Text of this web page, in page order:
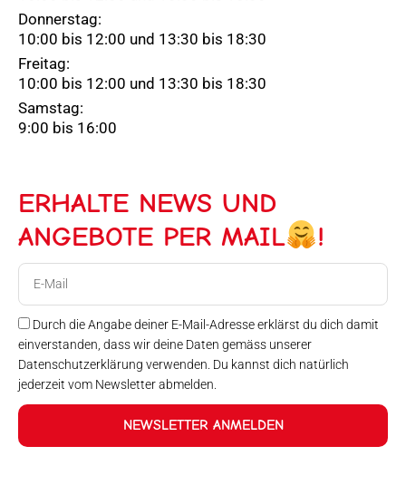
Donnerstag:
10:00 bis 12:00 und 13:30 bis 18:30
Freitag:
10:00 bis 12:00 und 13:30 bis 18:30
Samstag:
9:00 bis 16:00
ERHALTE NEWS UND
ANGEBOTE PER MAIL
!
Durch die Angabe deiner E-Mail-Adresse erklärst du dich damit
einverstanden, dass wir deine Daten gemäss unserer
Datenschutzerklärung verwenden. Du kannst dich natürlich
jederzeit vom Newsletter abmelden.
NEWSLETTER ANMELDEN